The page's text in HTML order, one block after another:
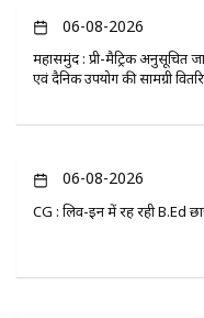
06-08-2026
महासमुंद : प्री-मैट्रिक अनुसूचित
एवं दैनिक उपयोग की सामग्री
06-08-2026
CG : लिव-इन में रह रही B.Ed